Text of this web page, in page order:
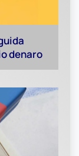
denaro